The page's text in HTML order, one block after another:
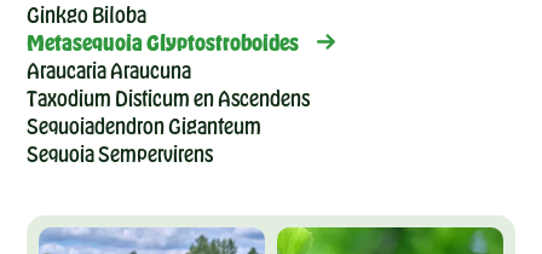
Ginkgo Biloba
Metasequoia Glyptostroboides
Araucaria Araucuna
Taxodium Disticum en Ascendens
Sequoiadendron Giganteum
Sequoia Sempervirens